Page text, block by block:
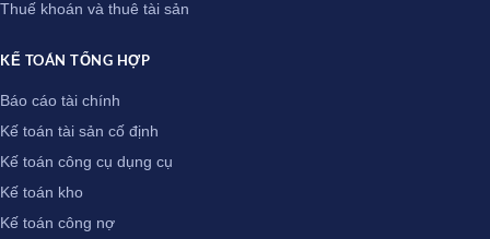
Thuế khoán và thuê tài sản
KẾ TOÁN TỔNG HỢP
Báo cáo tài chính
Kế toán tài sản cố định
Kế toán công cụ dụng cụ
Kế toán kho
Kế toán công nợ